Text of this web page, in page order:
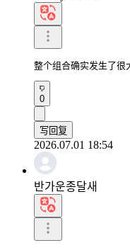
整个组合确实发生了很
0
写回复
2026.07.01 18:54
반가운종달새